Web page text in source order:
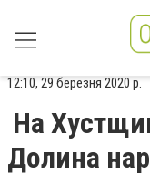
12:10, 29 березня 2020 р.
На
Долина